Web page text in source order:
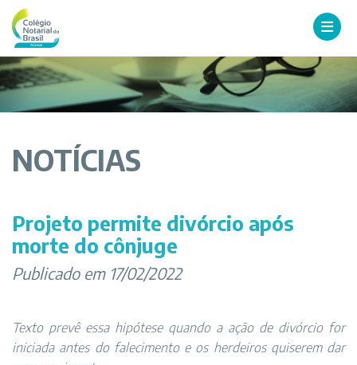
NOTÍCIAS
Projeto permite divórcio após
morte do cônjuge
Publicado em 17/02/2022
Texto prevê essa hipótese quando a ação de divórcio for
iniciada antes do falecimento e os herdeiros quiserem dar